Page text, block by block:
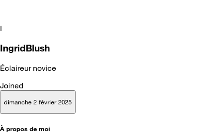
I
IngridBlush
Éclaireur novice
Joined
dimanche 2 février 2025
À propos de moi